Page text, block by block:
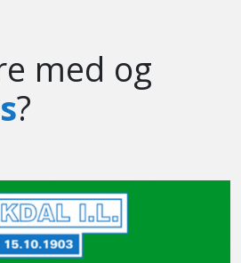
med og
?